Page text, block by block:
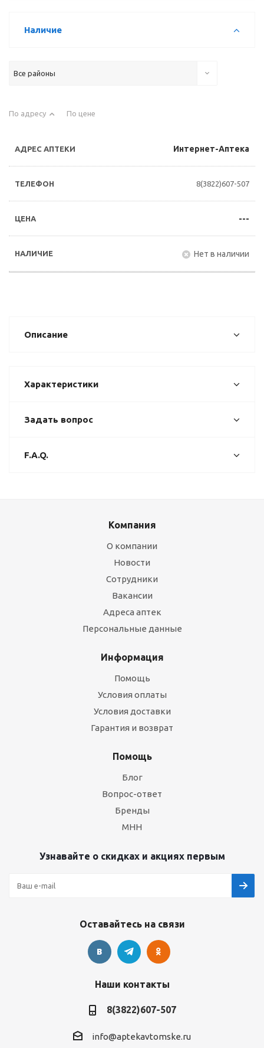
Наличие
Все районы
По адресу По цене
Интернет-Аптека
8(3822)607-507
---
Нет в наличии
Описание
Характеристики
Задать вопрос
F.A.Q.
Компания
О компании
Новости
Сотрудники
Вакансии
Адреса аптек
Персональные данные
Информация
Помощь
Условия оплаты
Условия доставки
Гарантия и возврат
Помощь
Блог
Вопрос-ответ
Бренды
МНН
Узнавайте о скидках и акциях первым
Оставайтесь на связи
Наши контакты
8(3822)607-507
info@aptekavtomske.ru